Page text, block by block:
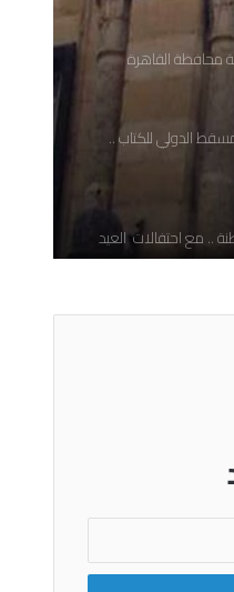
محافظة القاهرة
مسقط الدولي للكتاب ..
.. مع احتفالات العيد
ومحاولات جادة